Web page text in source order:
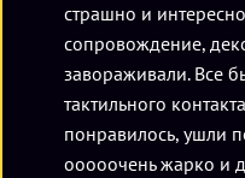
страшно и
сопровождение,
завораживали. Все
тактильного
понравилось, ушли
ооооочень жарко и